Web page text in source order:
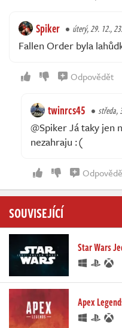
Spiker úterý, 29. 12.,
Fallen Order byla
Odpovědět
twinrcs45 středa,
@Spiker Já taky jen
nezahraju :(
SOUVISEJÍCÍ
Star Wars
Apex